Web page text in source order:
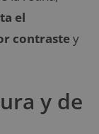
el
contrastey
y de